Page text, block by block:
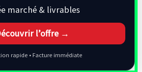
marché & livrables
l’offre →
rapide • Facture immédiate